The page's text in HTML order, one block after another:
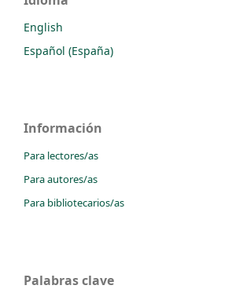
English
Español (España)
Información
Para lectores/as
Para autores/as
Para bibliotecarios/as
Palabras clave